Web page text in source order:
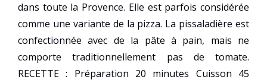
dans toute la Provence. Elle est parfois considérée
comme une variante de la pizza. La pissaladière est
confectionnée avec de la pâte à pain, mais ne
comporte traditionnellement pas de tomate.
RECETTE : Préparation 20 minutes Cuisson 45